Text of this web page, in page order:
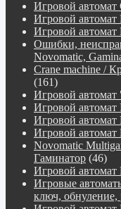
Игровой
Игровой
Игровой автомат
Ошибки,
Novomatic,
Crane machine /
(161)
Игровой
Игровой
Игровой автомат
Игровой автомат
Novomatiс
Гаминатор (46)
Игровой автомат
Игровые
ключ, обнуление,